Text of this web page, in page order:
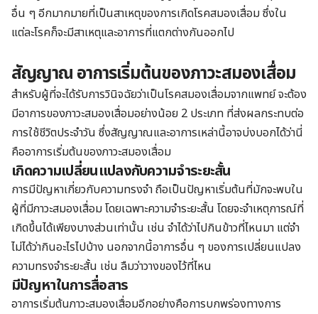
อื่น ๆ อีกมากมายที่เป็นสาเหตุของการเกิดโรคสมองเสื่อม ซึ่งใน
แต่ละโรคก็จะมีสาเหตุและอาการที่แตกต่างกันออกไป
สัญญาณ อาการเริ่มต้นของภาวะสมองเสื่อม
สำหรับผู้ที่จะได้รับการวินิจฉัยว่าเป็นโรคสมองเสื่อมจากแพทย์ จะต้อง
มีอาการของภาวะสมองเสื่อมอย่างน้อย 2 ประเภท ที่ส่งผลกระทบต่อ
การใช้ชีวิตประจำวัน ซึ่งสัญญาณและอาการเหล่านี้อาจบ่งบอกได้ว่านี่
คืออาการเริ่มต้นของภาวะสมองเสื่อม
เกิดความเปลี่ยนแปลงกับความจำระยะสั้น
การมีปัญหาเกี่ยวกับความทรงจำ ถือเป็นปัญหาเริ่มต้นที่มักจะพบใน
ผู้ที่มีภาวะสมองเสื่อม โดยเฉพาะความจำระยะสั้น โดยจะจำเหตุการณ์ที่
เกิดขึ้นได้เพียงบางส่วนเท่านั้น เช่น จำได้ว่าไปกินข้าวที่ไหนมา แต่จำ
ไม่ได้ว่ากินอะไรไปบ้าง นอกจากนี้อาการอื่น ๆ ของการเปลี่ยนแปลง
ความทรงจำระยะสั้น เช่น ลืมว่าวางของไว้ที่ไหน
มีปัญหาในการสื่อสาร
อาการเริ่มต้นภาวะสมองเสื่อมอีกอย่างคือการบกพร่องทางการ